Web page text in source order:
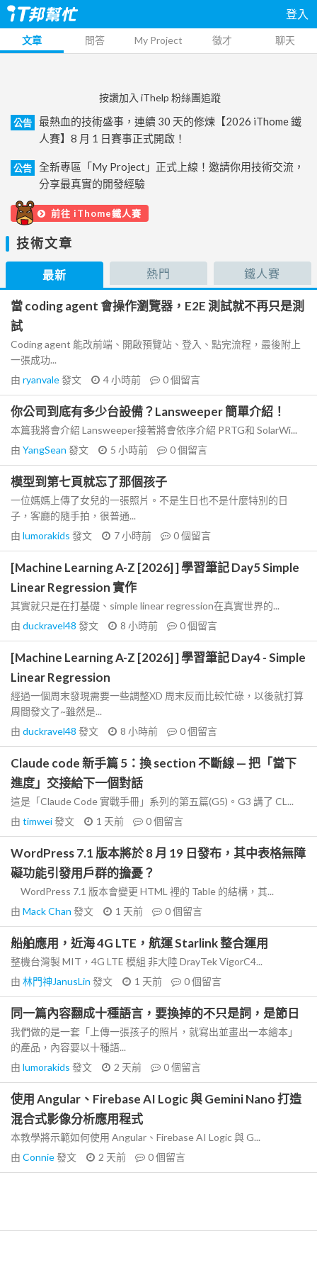
登入
文章 問答 My Project 徵才 聊天
按讚加入 iThelp 粉絲團追蹤
公告
最熱血的技術盛事，連續 30 天的修煉【2026 iThome 鐵
人賽】8 月 1 日賽事正式開啟！
公告
全新專區「My Project」正式上線！邀請你用技術交流，
分享最真實的開發經驗
前往 iThome鐵人賽
技術文章
最新 熱門 鐵人賽
當 coding agent 會操作瀏覽器，E2E 測試就不再只是測
試
Coding agent 能改前端、開啟預覽站、登入、點完流程，最後附上
一張成功...
由 ryanvale發文 4 小時前 0個留言
你公司到底有多少台設備？Lansweeper 簡單介紹！
本篇我將會介紹 Lansweeper接著將會依序介紹 PRTG和 SolarWi...
由 YangSean 發文 5 小時前 0個留言
模型到第七頁就忘了那個孩子
一位媽媽上傳了女兒的一張照片。不是生日也不是什麼特別的日
子，客廳的隨手拍，很普通...
由 lumorakids 發文 7 小時前 0個留言
[Machine Learning A-Z [2026] ] 學習筆記 Day5 Simple
Linear Regression 實作
其實就只是在打基礎、simple linear regression在真實世界的...
由 duckravel48 發文 8 小時前 0個留言
[Machine Learning A-Z [2026] ] 學習筆記 Day4 - Simple
Linear Regression
經過一個周末發現需要一些調整XD 周末反而比較忙碌，以後就打算
周間發文了~雖然是...
由 duckravel48 發文 8 小時前 0個留言
Claude code 新手篇 5：換 section 不斷線 — 把「當下
進度」交接給下一個對話
這是「Claude Code 實戰手冊」系列的第五篇(G5)。G3 講了 CL...
由 timwei發文 1 天前 0個留言
WordPress 7.1 版本將於 8 月 19 日發布，其中表格無障
礙功能引發用戶群的擔憂？
WordPress 7.1 版本會變更 HTML 裡的 Table 的結構，其...
由 Mack Chan 發文 1 天前 0個留言
船舶應用，近海 4G LTE，航運 Starlink 整合運用
整機台灣製 MIT，4G LTE 模組 非大陸 DrayTek VigorC4...
由 林門神JanusLin 發文 1 天前 0個留言
同一篇內容翻成十種語言，要換掉的不只是詞，是節日
我們做的是一套「上傳一張孩子的照片，就寫出並畫出一本繪本」
的產品，內容要以十種語...
由 lumorakids 發文 2 天前 0個留言
使用 Angular、Firebase AI Logic 與 Gemini Nano 打造
混合式影像分析應用程式
本教學將示範如何使用 Angular、Firebase AI Logic 與 G...
由 Connie發文 2 天前 0個留言